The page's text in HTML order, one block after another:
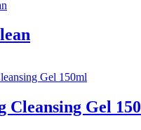
Cleansing Gel